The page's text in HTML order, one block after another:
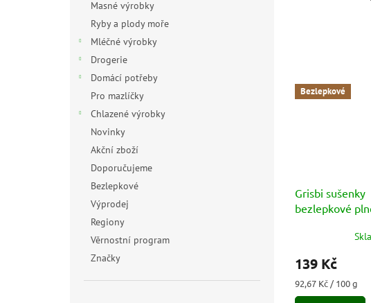
Masné výrobky
Ryby a plody moře
Mléčné výrobky
Drogerie
Domácí potřeby
Pro mazlíčky
Chlazené výrobky
Novinky
Akční zboží
Doporučujeme
Bezlepkové
Výprodej
Regiony
Věrnostní program
Značky
Bezlepkové
Grisbi sušenky
bezlepkové
(Senza Glutine
Cioccolato) 150g
produktu
5,0
139 Kč
Měrná
cena:
92,67 Kč / 100 g